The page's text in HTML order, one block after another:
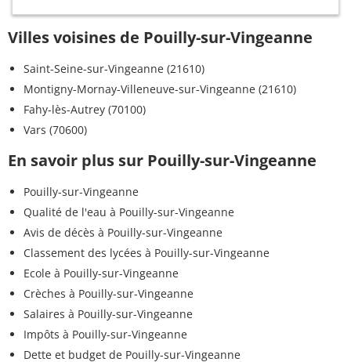
Villes voisines de Pouilly-sur-Vingeanne
Saint-Seine-sur-Vingeanne (21610)
Montigny-Mornay-Villeneuve-sur-Vingeanne (21610)
Fahy-lès-Autrey (70100)
Vars (70600)
En savoir plus sur Pouilly-sur-Vingeanne
Pouilly-sur-Vingeanne
Qualité de l'eau à Pouilly-sur-Vingeanne
Avis de décès à Pouilly-sur-Vingeanne
Classement des lycées à Pouilly-sur-Vingeanne
Ecole à Pouilly-sur-Vingeanne
Crèches à Pouilly-sur-Vingeanne
Salaires à Pouilly-sur-Vingeanne
Impôts à Pouilly-sur-Vingeanne
Dette et budget de Pouilly-sur-Vingeanne